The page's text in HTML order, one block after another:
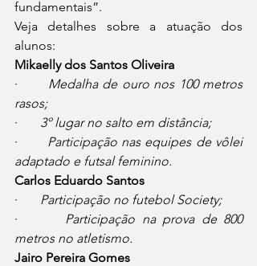
fundamentais”.
Veja detalhes sobre a atuação dos
alunos:
Mikaelly dos Santos Oliveira
· Medalha de ouro nos 100 metros
rasos;
· 3º lugar no salto em distância;
·
Participação nas equipes de vôlei
adaptado e futsal feminino.
Carlos Eduardo Santos
·
Participação no futebol Society;
· Participação na prova de 800
metros no atletismo.
Jairo Pereira Gomes